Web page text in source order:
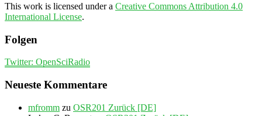
This work is licensed under a Creative Commons Attribution 4.0
International License.
Folgen
Twitter: OpenSciRadio
Neueste Kommentare
mfromm zu OSR201 Zurück [DE]